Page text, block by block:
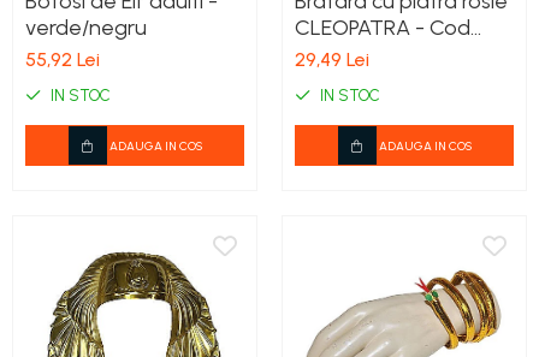
COSTUME PETRECERE ADULTI
COSTUME SI ACCESORII
verde/negru
55,92 Lei
IN STOC
ADAUGA IN COS
CLEOPATRA - Cod
53418
29,49 Lei
IN STOC
ADAUGA IN COS